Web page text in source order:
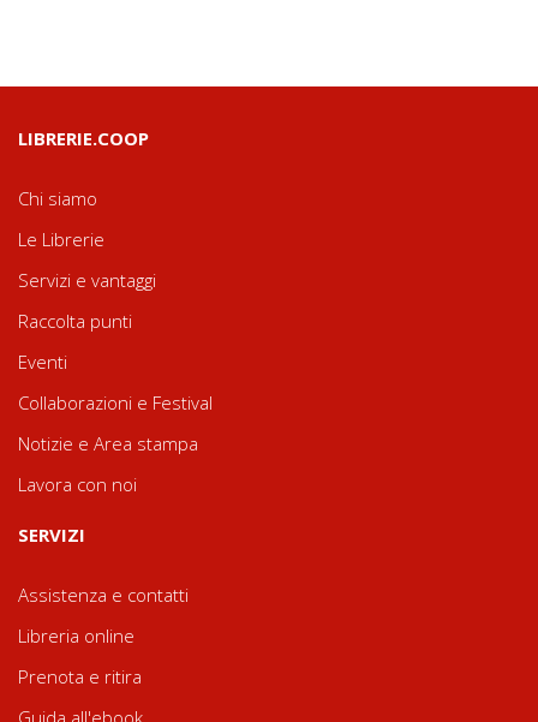
LIBRERIE.COOP
Chi siamo
Le Librerie
Servizi e vantaggi
Raccolta punti
Eventi
Collaborazioni e Festival
Notizie e Area stampa
Lavora con noi
SERVIZI
Assistenza e contatti
Libreria online
Prenota e ritira
Guida all'ebook